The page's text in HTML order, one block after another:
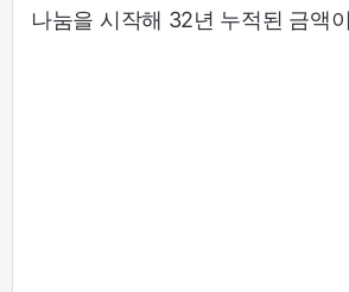
나눔을 시작해 32년 누적된 금액